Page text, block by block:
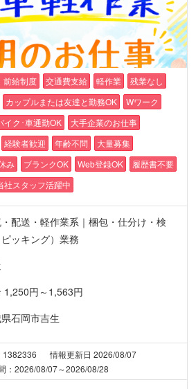
前給制度 交通費支給 軽作業
残業なし
カップルまたは友達と勤務OK
Wワーク
イク･車通勤OK
大手企業のお仕事
経験者歓迎 年齢不問
大量募集
み ブランクOK Web登録OK
履歴書不要
社スタッフ活躍中
配送・軽作業系｜梱包・仕分け・検
ッキング）業務
1,250円～1,563円
石岡市吉生
1382336
情報更新日 2026/08/07
：2026/08/07～2026/08/28